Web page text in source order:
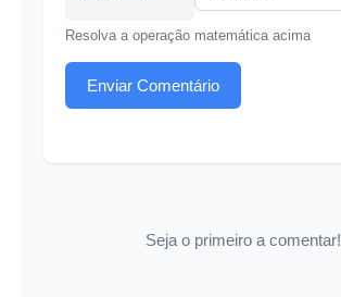
Resolva a operação matemática acima
Enviar Comentário
Seja o primeiro a comentar!